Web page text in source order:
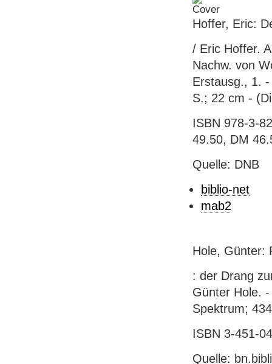
Hoffer, Eric:
/ Eric Hoffer.
Nachw. von
Erstausg., 1.
S.; 22 cm -
ISBN 978-3-
49.50, DM
Quelle: DNB
biblio-net
mab2
Hole, Günter:
: der Drang
Günter Hole.
Spektrum;
ISBN 3-451-
Quelle: